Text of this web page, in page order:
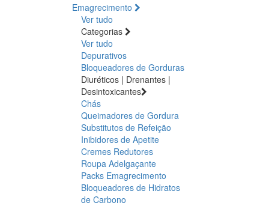
Emagrecimento
Ver tudo
Categorias
Ver tudo
Depurativos
Bloqueadores de Gorduras
Diuréticos | Drenantes |
Desintoxicantes
Chás
Queimadores de Gordura
Substitutos de Refeição
Inibidores de Apetite
Cremes Redutores
Roupa Adelgaçante
Packs Emagrecimento
Bloqueadores de Hidratos
de Carbono